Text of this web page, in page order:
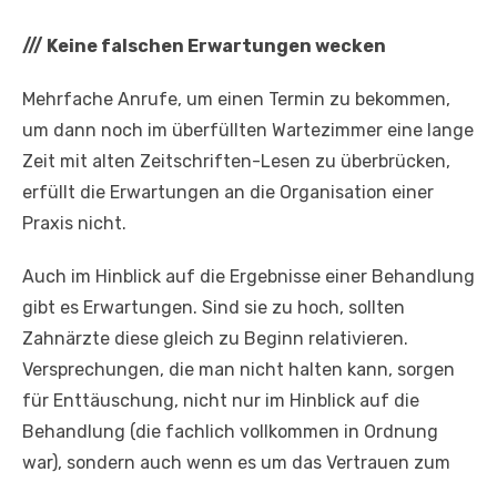
/// Keine falschen Erwartungen wecken
Mehrfache Anrufe, um einen Termin zu bekommen,
um dann noch im überfüllten Wartezimmer eine lange
Zeit mit alten Zeitschriften-Lesen zu überbrücken,
erfüllt die Erwartungen an die Organisation einer
Praxis nicht.
Auch im Hinblick auf die Ergebnisse einer Behandlung
gibt es Erwartungen. Sind sie zu hoch, sollten
Zahnärzte diese gleich zu Beginn relativieren.
Versprechungen, die man nicht halten kann, sorgen
für Enttäuschung, nicht nur im Hinblick auf die
Behandlung (die fachlich vollkommen in Ordnung
war), sondern auch wenn es um das Vertrauen zum